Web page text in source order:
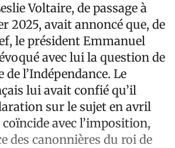
Voltaire, de passage à
2025, avait annoncé que, de
le président Emmanuel
avec lui la question de
l’Indépendance. Le
lui avait confié qu’il
sur le sujet en avril
avec l’imposition,
des canonnières du roi de